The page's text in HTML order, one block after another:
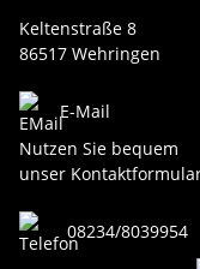
Keltenstraße 8
86517 Wehringen
E-Mail
Nutzen Sie bequem
unser
08234/8039954